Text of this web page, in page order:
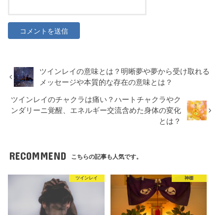
ツインレイの意味とは？明晰夢や夢から受け取れる
メッセージや本質的な存在の意味とは？
ツインレイのチャクラは痛い？ハートチャクラやク
ンダリーニ覚醒、エネルギー交流含めた身体の変化
とは？
RECOMMEND こちらの記事も人気です。
ツインレイ 神棚